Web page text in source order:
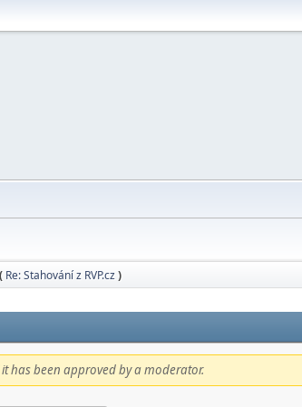
Re: Stahování z RVP.cz)
has been approved by a moderator.